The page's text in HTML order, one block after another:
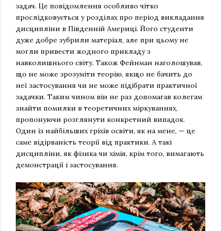
задач. Це повідомлення особливо чітко
прослідковується у розділах про період викладання
дисципліни в Південній Америці. Його студенти
дуже добре зубрили матеріал, але при цьому не
могли привести жодного прикладу з
навколишнього світу. Також Фейнман наголошував,
що не може зрозуміти теорію, якщо не бачить до
неї застосування чи не може підібрати практичної
задачки. Таким чином він не раз допомагав колегам
знайти помилки в теоретичних міркуваннях,
пропонуючи розглянути конкретний випадок.
Один із найбільших гріхів освіти, як на мене, — це
саме відірваність теорії від практики. А такі
дисципліни, як фізика чи хімія, крім того, вимагають
демонстрації і застосування.